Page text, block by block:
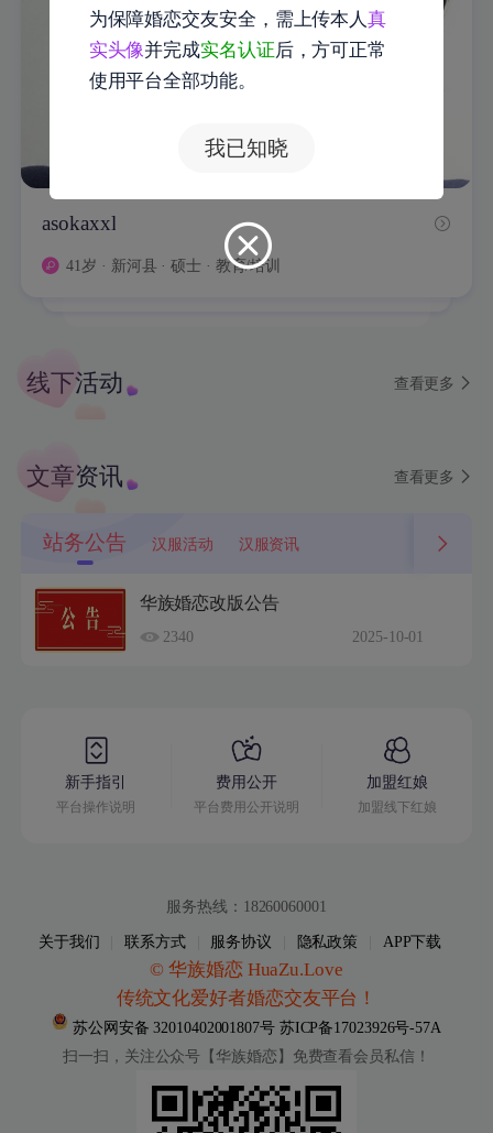
asokaxxl
41岁 · 新河县 · 硕士 · 教育/培训
樊凡
线下活动 查看更多
文章资讯 查看更多
站务公告 汉服活动 汉服资讯
华族婚恋改版公告
2340 2025-10-01
新手指引
平台操作说明
费用公开
平台费用公开说明
加盟红娘
加盟线下红娘
服务热线：18260060001
关于我们
联系方式 服务协议 隐私政策 APP下载
© 华族婚恋 HuaZu.Love
传统文化爱好者婚恋交友平台！
苏公网安备 32010402001807号 苏ICP备17023926号-57A
扫一扫，关注公众号【华族婚恋】 免费查看会员私信！
为保障婚恋交友安全，需上传本人真
实头像并完成实名认证后，方可正常
使用平台全部功能。
我已知晓